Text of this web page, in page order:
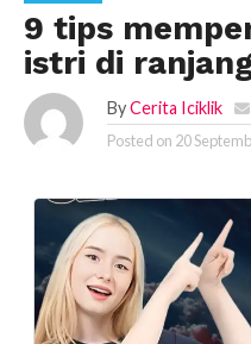
9 tips
istri di
By Cerita Iciklik
Posted on 20